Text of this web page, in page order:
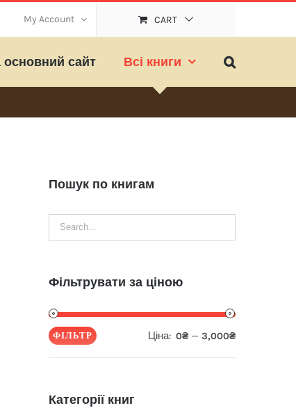
My Account CART
сайт Всі книги
Пошук по книгам
Фільтрувати за ціною
Мінімальна
Найбільша
ФІЛЬТР Ціна: 0₴ — 3,000₴
Категорії книг